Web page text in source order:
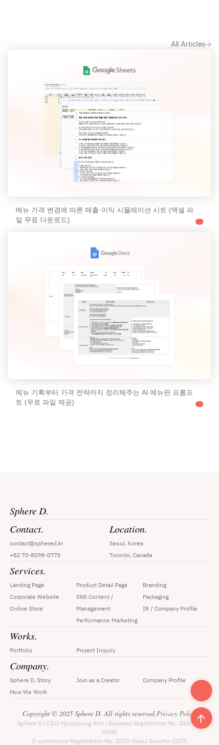
All Articles
메뉴 가격 변경에 따른 매출·이익 시뮬레이션 시트 (액셀 파
일 무료 다운로드)
메뉴 기획부터 가격 전략까지 정리해주는 AI 메뉴판 프롬프
트 (무료 파일 제공)
Sphere D.
Contact.
contact@sphered.kr
+82 70-8098-0775
Location.
Seoul, Korea
Toronto, Canada
Services.
Branding
Packaging
IR / Company Profile
Landing Page
Corporate Website
Online Store
Product Detail Page
SNS Content /
Management
Performance Marketing
Works.
Portfolio Project Inquiry
Company.
Sphere D. Story
How We Work
Join as a Creator Company Profile
Copyright © 2025 Sphere D. All rights reserved.Privacy Policy
Sphere D | CEO: Hyunyoung Kim | Business Registration No.: 330-33-
01418
E-commerce Registration No.: 2025-Seoul Seocho-0075